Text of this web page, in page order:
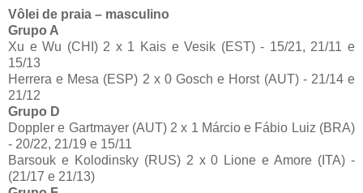
Vôlei de praia – masculino
Grupo A
Xu e Wu (CHI) 2 x 1 Kais e Vesik (EST) - 15/21, 21/11 e
15/13
Herrera e Mesa (ESP) 2 x 0 Gosch e Horst (AUT) - 21/14 e
21/12
Grupo D
Doppler e Gartmayer (AUT) 2 x 1 Márcio e Fábio Luiz (BRA)
- 20/22, 21/19 e 15/11
Barsouk e Kolodinsky (RUS) 2 x 0 Lione e Amore (ITA) -
(21/17 e 21/13)